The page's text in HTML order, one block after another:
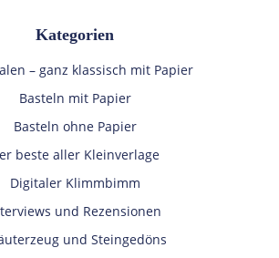
Kategorien
– ganz klassisch mit Papier
Basteln mit Papier
Basteln ohne Papier
beste aller Kleinverlage
Digitaler Klimmbimm
und Rezensionen
und Steingedöns